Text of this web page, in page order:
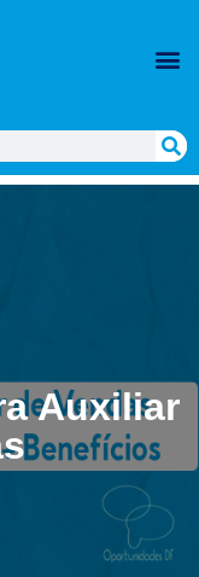
Auxiliar